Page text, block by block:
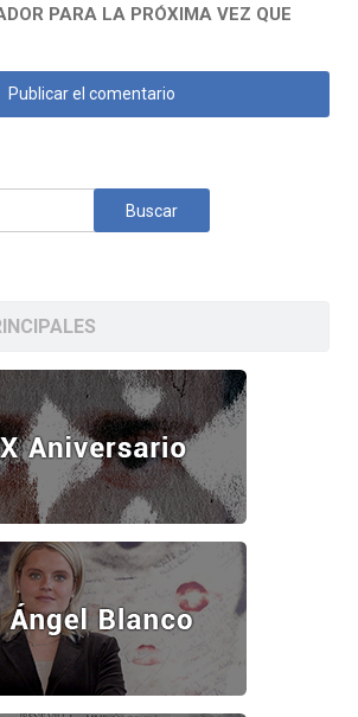
PARA LA PRÓXIMA VEZ QUE